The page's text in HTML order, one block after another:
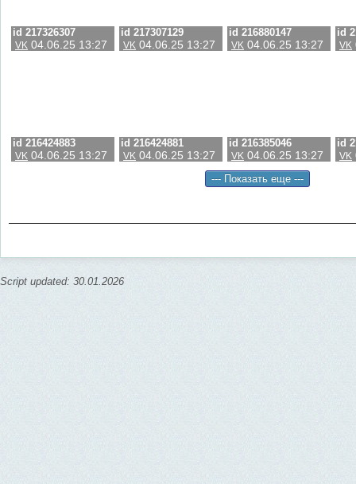
id 217326307
VK 04.06.25 13:27
id 217307129
VK 04.06.25 13:27
id 216880147
VK 04.06.25 13:27
id
VK
id 216424883
VK 04.06.25 13:27
id 216424881
VK 04.06.25 13:27
id 216385046
VK 04.06.25 13:27
id
VK
Script updated: 30.01.2026